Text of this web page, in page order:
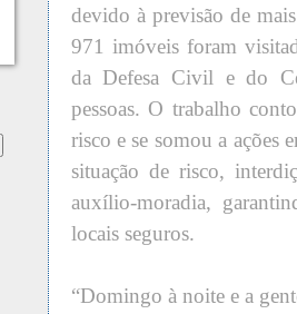
devido à previsão de
971 imóveis foram
da Defesa Civil e do
pessoas. O trabalho
risco e se somou a ações
situação de risco,
auxílio-moradia,
locais seguros.
“Domingo à noite e a